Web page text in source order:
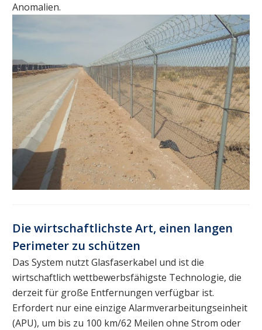
Anomalien.
Die wirtschaftlichste Art, einen langen
Perimeter zu schützen
Das System nutzt Glasfaserkabel und ist die
wirtschaftlich wettbewerbsfähigste Technologie, die
derzeit für große Entfernungen verfügbar ist.
Erfordert nur eine einzige Alarmverarbeitungseinheit
(APU), um bis zu 100 km/62 Meilen ohne Strom oder